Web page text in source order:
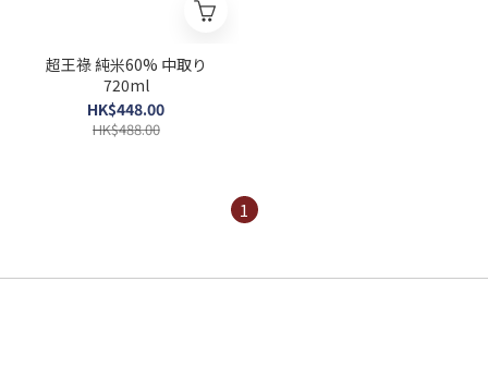
超王祿 純米60% 中取り
720ml
HK$448.00
HK$488.00
1